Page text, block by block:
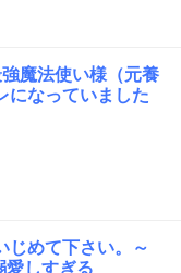
魔法使い様（元養
になっていました
じめて下さい。～
愛しすぎる